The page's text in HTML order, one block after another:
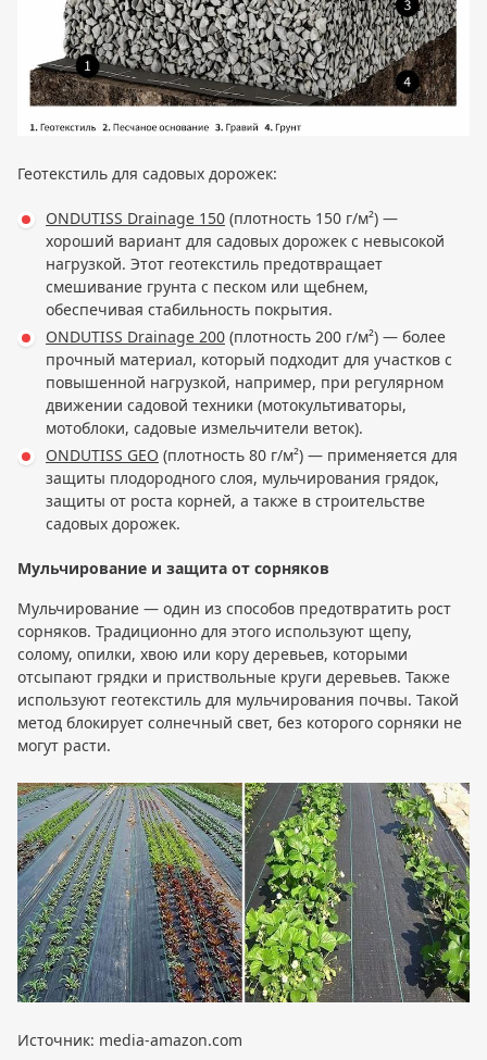
Геотекстиль для садовых дорожек:
ONDUTISS Drainage 150 (плотность 150 г/м²) —
хороший вариант для садовых дорожек с невысокой
нагрузкой. Этот геотекстиль предотвращает
смешивание грунта с песком или щебнем,
обеспечивая стабильность покрытия.
ONDUTISS Drainage 200 (плотность 200 г/м²) — более
прочный материал, который подходит для участков с
повышенной нагрузкой, например, при регулярном
движении садовой техники (мотокультиваторы,
мотоблоки, садовые измельчители веток).
ONDUTISS GEO (плотность 80 г/м²) — применяется для
защиты плодородного слоя, мульчирования грядок,
защиты от роста корней, а также в строительстве
садовых дорожек.
Мульчирование и защита от сорняков
Мульчирование — один из способов предотвратить рост
сорняков. Традиционно для этого используют щепу,
солому, опилки, хвою или кору деревьев, которыми
отсыпают грядки и приствольные круги деревьев. Также
используют геотекстиль для мульчирования почвы. Такой
метод блокирует солнечный свет, без которого сорняки не
могут расти.
Источник: media-amazon.com